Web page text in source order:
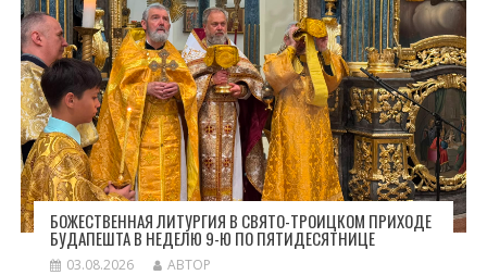
БОЖЕСТВЕННАЯ ЛИТУРГИЯ В СВЯТО-ТРОИЦКОМ ПРИХОДЕ
БУДАПЕШТА В НЕДЕЛЮ 9-Ю ПО ПЯТИДЕСЯТНИЦЕ
03.08.2026 АВТОР